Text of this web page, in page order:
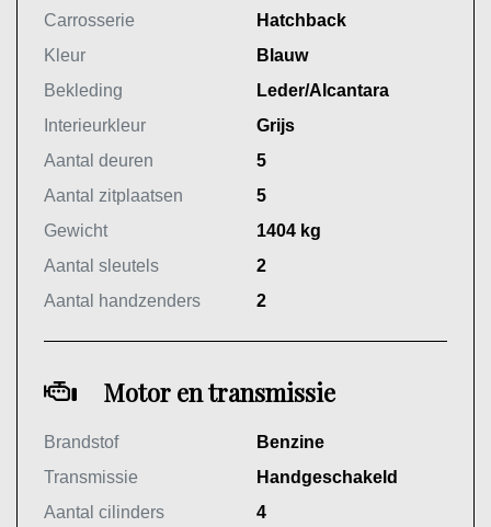
Carrosserie
Hatchback
Kleur
Blauw
Bekleding
Leder/Alcantara
Interieurkleur
Grijs
Aantal deuren
5
Aantal zitplaatsen
5
Gewicht
1404 kg
Aantal sleutels
2
Aantal handzenders
2
Motor en transmissie
Brandstof
Benzine
Transmissie
Handgeschakeld
Aantal cilinders
4